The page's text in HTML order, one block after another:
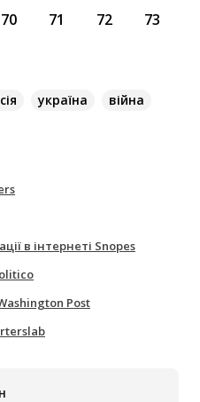
70 71 72 73
україна війна
в інтернеті Snopes
Post